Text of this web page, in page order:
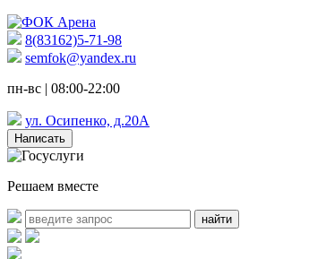
8(83162)5-71-98
semfok@yandex.ru
пн-вс | 08:00-22:00
ул. Осипенко, д.20А
Написать
Решаем вместе